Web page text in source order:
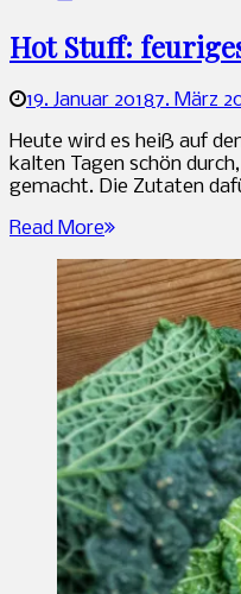
Hot Stuff:
19. Januar 20187. März
Heute wird es heiß auf
kalten Tagen schön
gemacht. Die Zutaten
Read More